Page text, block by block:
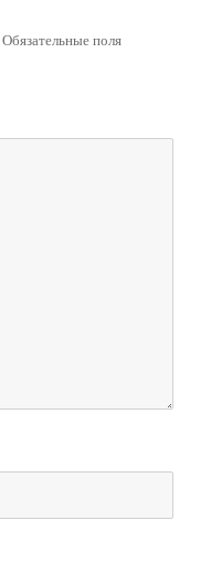
Обязательные поля